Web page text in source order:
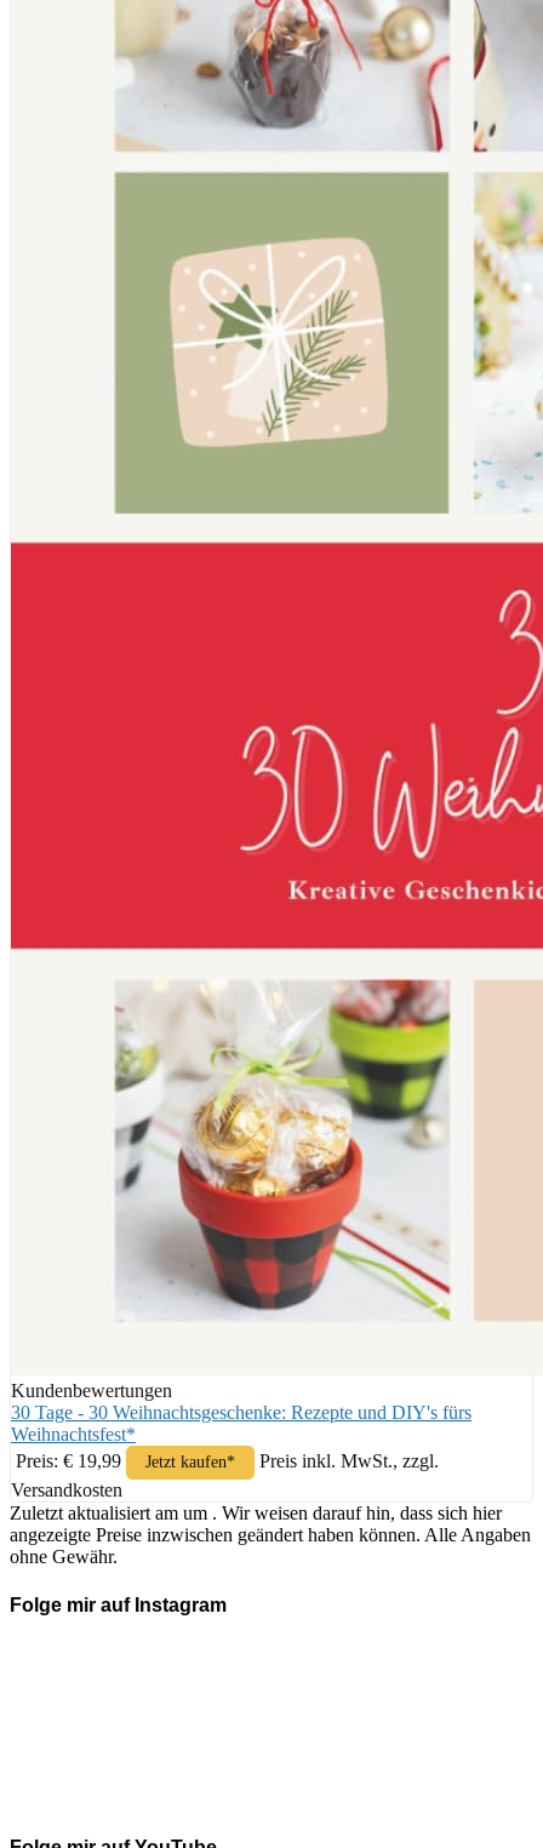
Kundenbewertungen
30 Tage - 30 Weihnachtsgeschenke: Rezepte und DIY's fürs
Weihnachtsfest*
Preis: € 19,99
Jetzt kaufen*
Preis inkl. MwSt., zzgl.
Versandkosten
Zuletzt aktualisiert am um . Wir weisen darauf hin, dass sich hier
angezeigte Preise inzwischen geändert haben können. Alle Angaben
ohne Gewähr.
Folge mir auf Instagram